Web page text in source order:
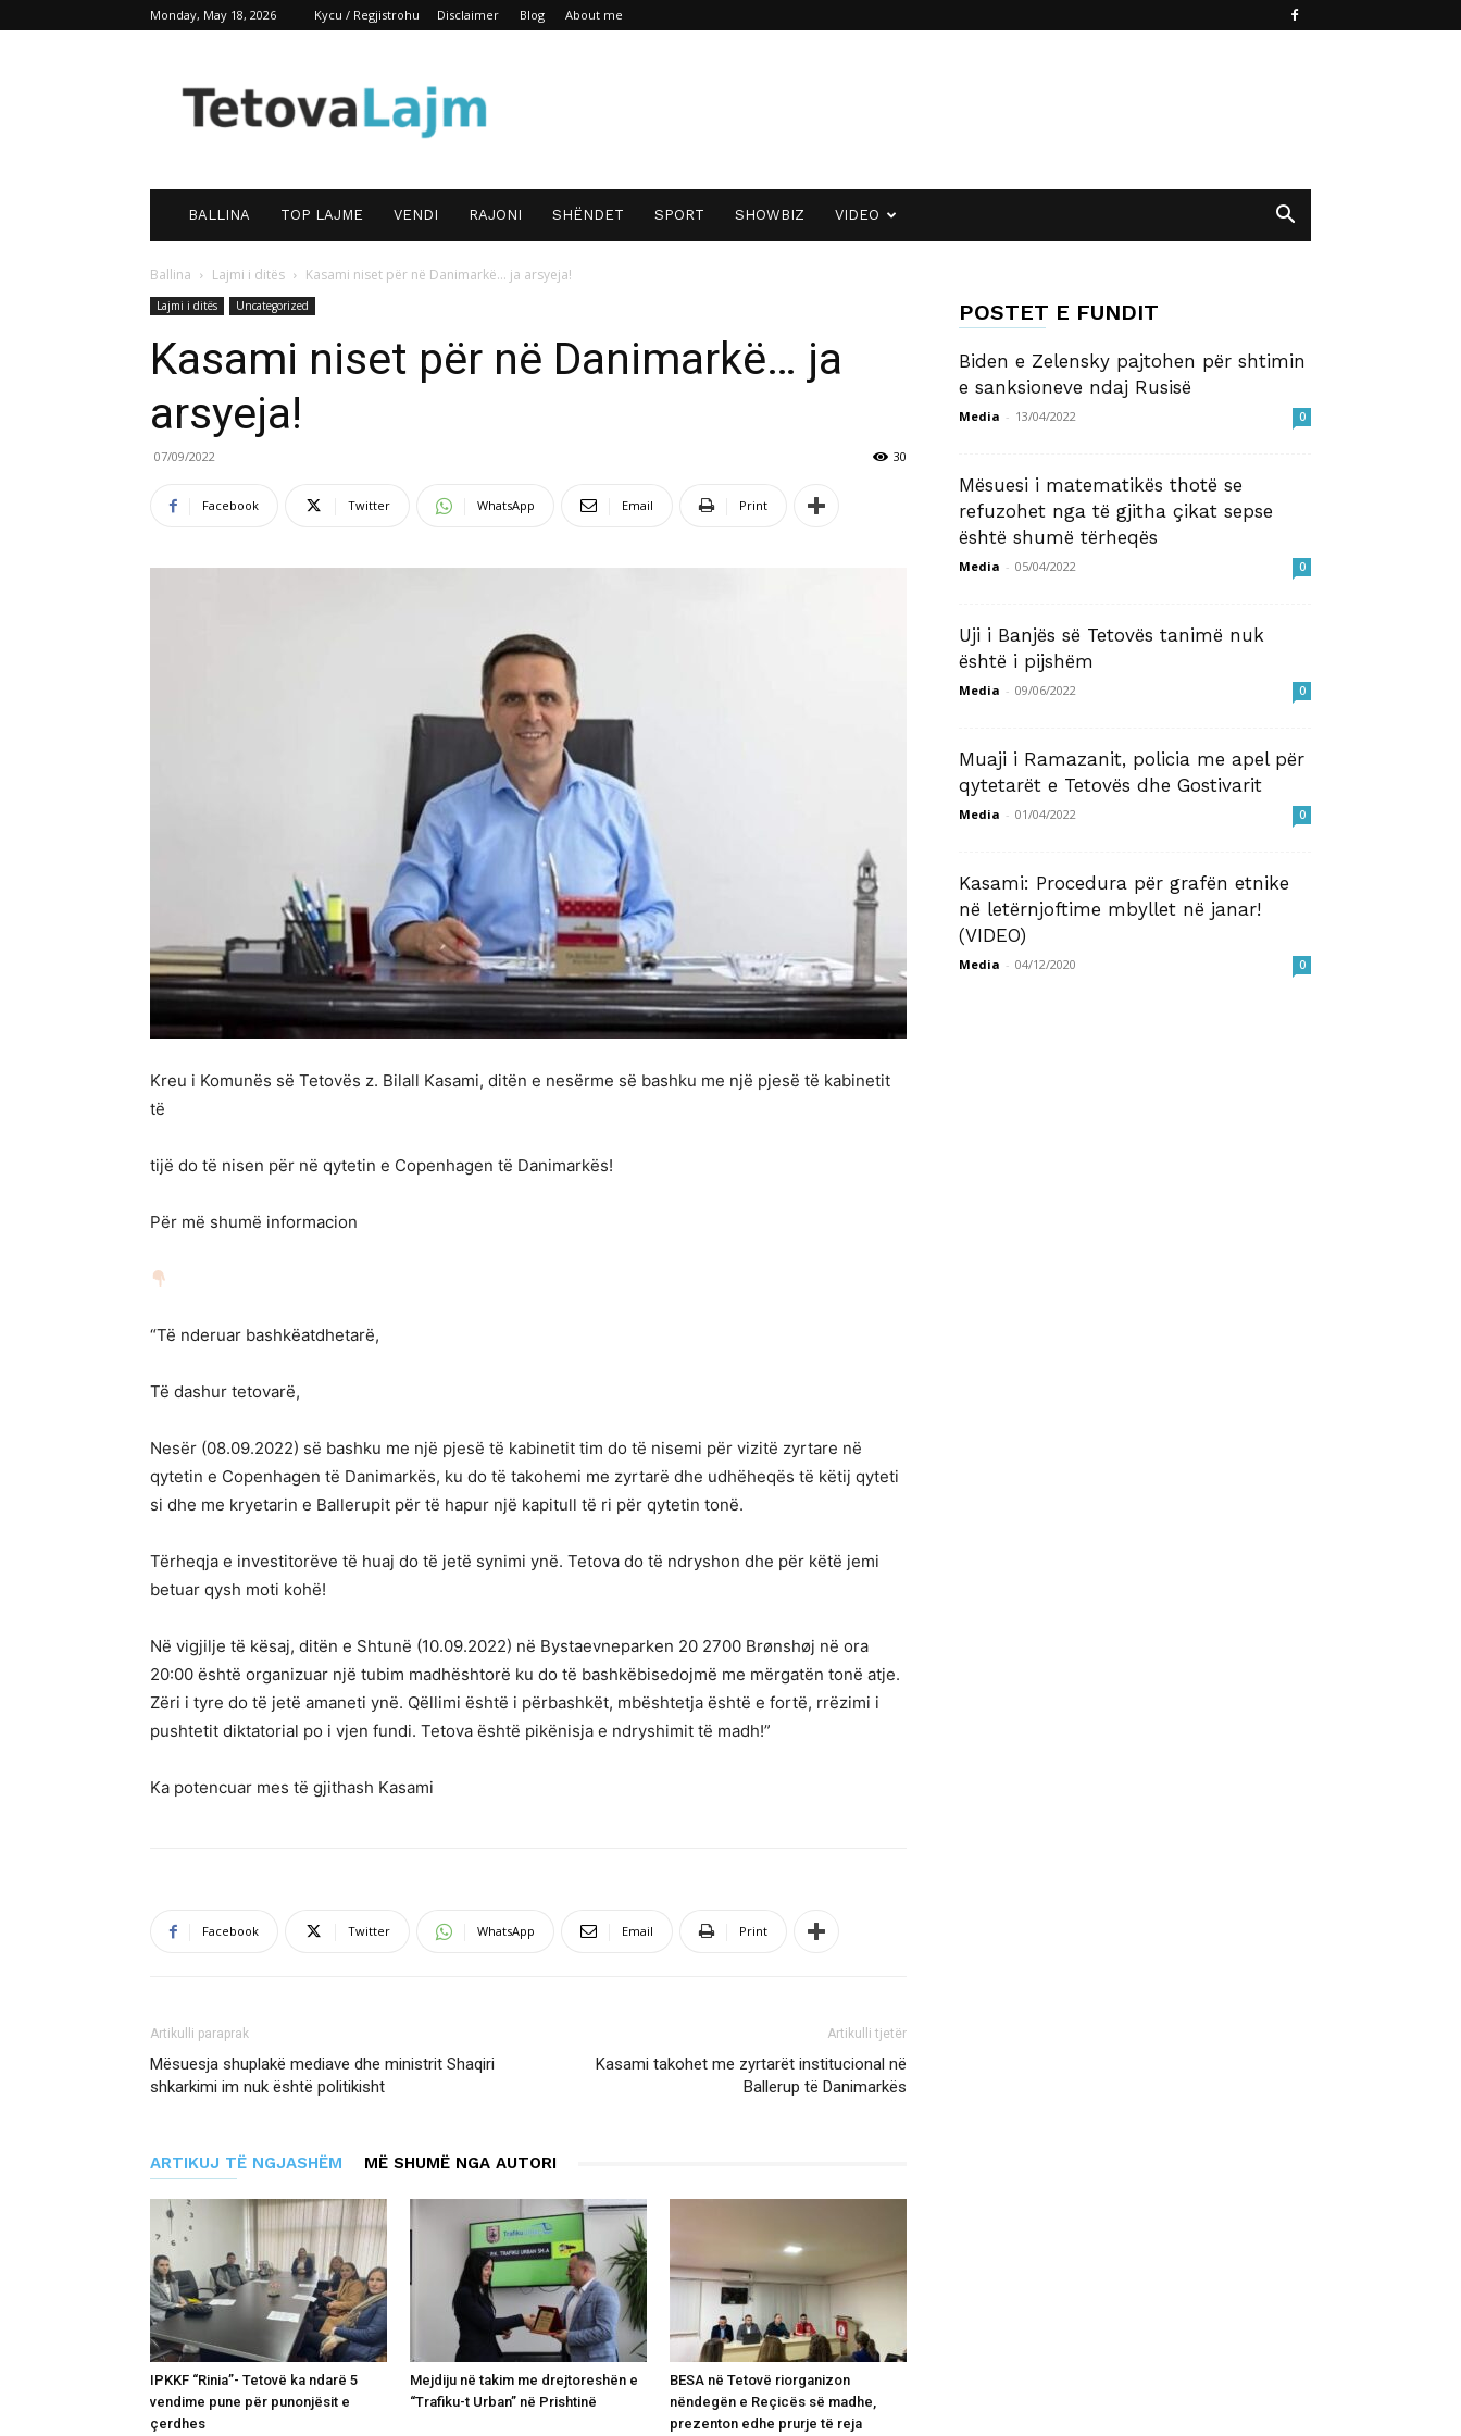
Monday, May 18, 2026 Kycu / Regjistrohu Disclaimer Blog About me
BALLINA TOP LAJME VENDI RAJONI SHËNDET SPORT SHOWBIZ VIDEO
Ballina Lajmi i ditës Kasami niset për në Danimarkë… ja arsyeja!
Lajmi i ditës Uncategorized
Kasami niset për në Danimarkë… ja
arsyeja!
07/09/2022 30
Facebook Twitter WhatsApp Email Print
Kreu i Komunës së Tetovës z. Bilall Kasami, ditën e nesërme së bashku me një pjesë të kabinetit
të
tijë do të nisen për në qytetin e Copenhagen të Danimarkës!
Për më shumë informacion
“Të nderuar bashkëatdhetarë,
Të dashur tetovarë,
Nesër (08.09.2022) së bashku me një pjesë të kabinetit tim do të nisemi për vizitë zyrtare në
qytetin e Copenhagen të Danimarkës, ku do të takohemi me zyrtarë dhe udhëheqës të këtij qyteti
si dhe me kryetarin e Ballerupit për të hapur një kapitull të ri për qytetin tonë.
Tërheqja e investitorëve të huaj do të jetë synimi ynë. Tetova do të ndryshon dhe për këtë jemi
betuar qysh moti kohë!
Në vigjilje të kësaj, ditën e Shtunë (10.09.2022) në Bystaevneparken 20 2700 Brønshøj në ora
20:00 është organizuar një tubim madhështorë ku do të bashkëbisedojmë me mërgatën tonë atje.
Zëri i tyre do të jetë amaneti ynë. Qëllimi është i përbashkët, mbështetja është e fortë, rrëzimi i
pushtetit diktatorial po i vjen fundi. Tetova është pikënisja e ndryshimit të madh!”
Ka potencuar mes të gjithash Kasami
Facebook Twitter WhatsApp Email Print
Artikulli paraprak
Mësuesja shuplakë mediave dhe ministrit Shaqiri
shkarkimi im nuk është politikisht
Artikulli tjetër
Kasami takohet me zyrtarët institucional në
Ballerup të Danimarkës
ARTIKUJ TË NGJASHËM MË SHUMË NGA AUTORI
IPKKF “Rinia”- Tetovë ka ndarë 5
vendime pune për punonjësit e
çerdhes
Mejdiju në takim me drejtoreshën e
“Trafiku-t Urban” në Prishtinë
BESA në Tetovë riorganizon
nëndegën e Reçicës së madhe,
prezenton edhe prurje të reja
POSTET E FUNDIT
Biden e Zelensky pajtohen për shtimin
e sanksioneve ndaj Rusisë
Media - 13/04/2022 0
Mësuesi i matematikës thotë se
refuzohet nga të gjitha çikat sepse
është shumë tërheqës
Media - 05/04/2022 0
Uji i Banjës së Tetovës tanimë nuk
është i pijshëm
Media - 09/06/2022 0
Muaji i Ramazanit, policia me apel për
qytetarët e Tetovës dhe Gostivarit
Media - 01/04/2022 0
Kasami: Procedura për grafën etnike
në letërnjoftime mbyllet në janar!
(VIDEO)
Media - 04/12/2020 0